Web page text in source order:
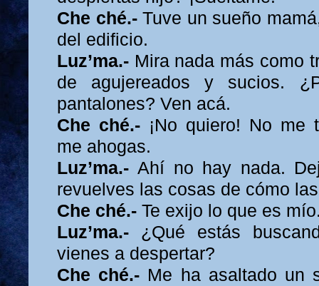
Che ché.-Tuve un sueño
del edificio.
Luz’ma.- Mira nada más como
de agujereados y sucios.
pantalones? Ven acá.
Che ché.- ¡No quiero! No me
me ahogas.
Luz’ma.-Ahí no hay nada.
revuelves las cosas de cómo
Che ché.- Te exijo lo que es
Luz’ma.- ¿Qué estás
vienes a despertar?
Che ché.- Me ha asaltado un